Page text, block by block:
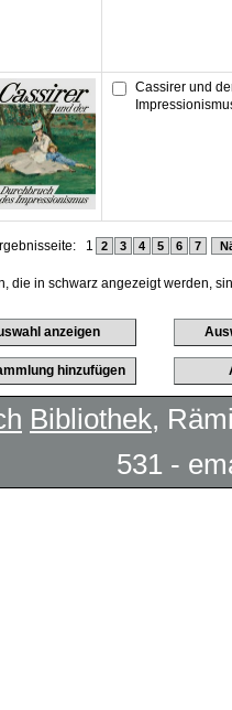
Cassirer und
1 2 3 4 5 6 7
die in schwarz angezeigt werden,
Bibliothek,
531 -